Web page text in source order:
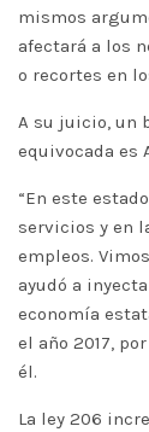
mismos
afectará a los
o recortes en
A su juicio, un
equivocada es
“En este
servicios y en
empleos.
ayudó a
economía
el año 2017,
él.
La ley 206